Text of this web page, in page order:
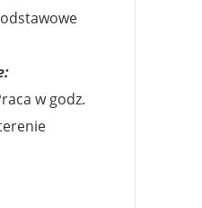
w godz.